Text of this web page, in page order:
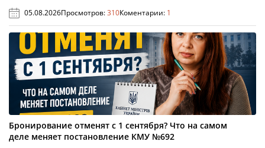
05.08.2026Просмотров:310Коментарии: 1
Бронирование отменят с 1 сентября? Что на самом
деле меняет постановление КМУ №692